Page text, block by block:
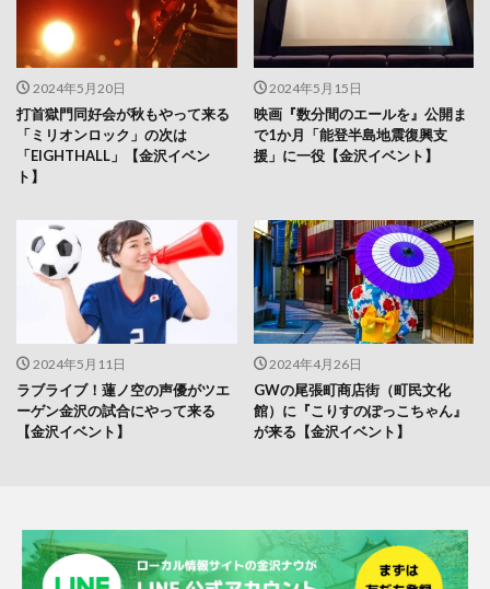
2024年5月20日
打首獄門同好会が秋もやって来る
「ミリオンロック」の次は
「EIGHTHALL」【金沢イベン
ト】
2024年5月15日
映画『数分間のエールを』公開ま
で1か月「能登半島地震復興支
援」に一役【金沢イベント】
2024年5月11日
ラブライブ！蓮ノ空の声優がツエ
ーゲン金沢の試合にやって来る
【金沢イベント】
2024年4月26日
GWの尾張町商店街（町民文化
館）に『こりすのぽっこちゃん』
が来る【金沢イベント】